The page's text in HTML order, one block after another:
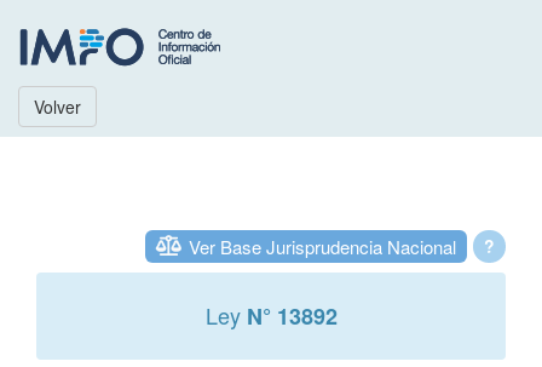
Volver
?
Ver Base Jurisprudencia Nacional
Ley N° 13892